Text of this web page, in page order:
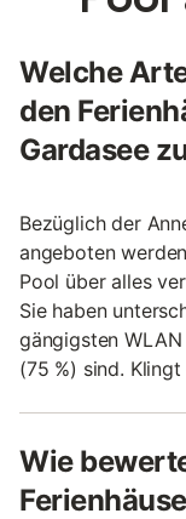
Welche
den
Gardasee
Bezüglich der
angeboten
Pool über alles
Sie haben
gängigsten
(75 %) sind.
Wie